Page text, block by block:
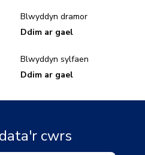
Blwyddyn dramor
Ddim ar gael
Blwyddyn sylfaen
Ddim ar gael
cwrs